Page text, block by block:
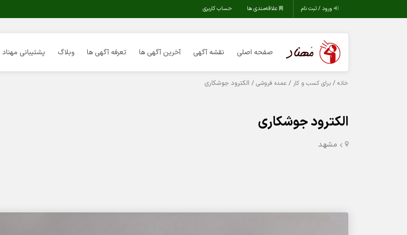
ورود / ثبت نام علاقه‌مندی ها حساب کاربری
صفحه اصلی نقشه آگهی آخرین آگهی ها تعرفه آگهی ها وبلاگ پشتیبانی مهناد
خانه / برای کسب و کار / عمده فروشی / الکترود جوشکاری
الکترود جوشکاری
مشهد